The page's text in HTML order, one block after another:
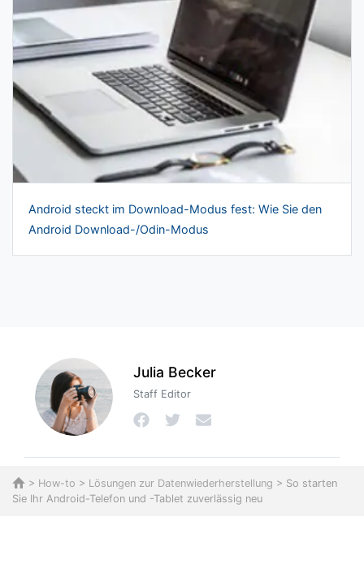
Android steckt im Download-Modus fest: Wie Sie den
Android Download-/Odin-Modus
Julia Becker
Staff Editor
> How-to > Lösungen zur Datenwiederherstellung > So starten
Sie Ihr Android-Telefon und -Tablet zuverlässig neu